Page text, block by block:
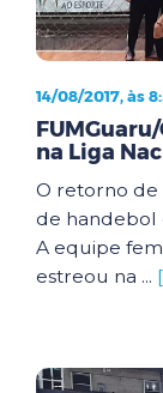
14/08/2017, às
na Liga
O retorno de
de handebol
A equipe
estreou na ...